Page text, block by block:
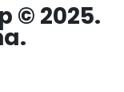
© 2025.